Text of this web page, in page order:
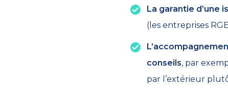
La garantie
(les entreprises
conseils, par
par l’extérieur